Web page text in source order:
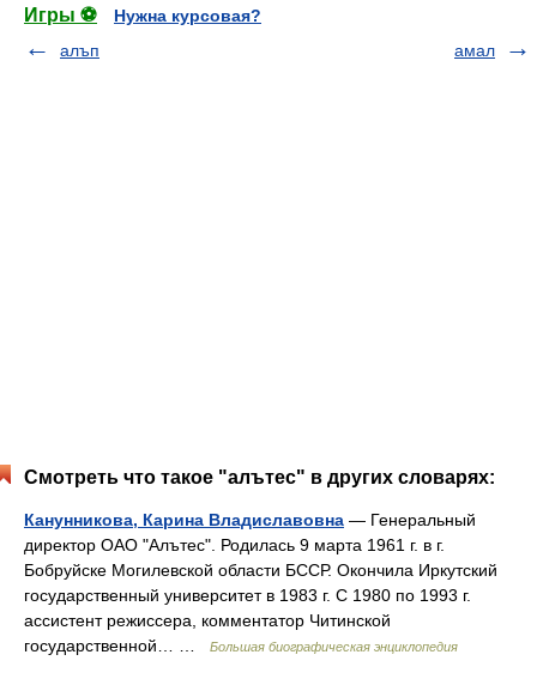
Игры ⚽
Нужна курсовая?
алъп
амал
Смотреть что такое "алътес" в других словарях:
Канунникова, Карина Владиславовна — Генеральный
директор ОАО "Алътес". Родилась 9 марта 1961 г. в г.
Бобруйске Могилевской области БССР. Окончила Иркутский
государственный университет в 1983 г. С 1980 по 1993 г.
ассистент режиссера, комментатор Читинской
государственной… …
Большая биографическая энциклопедия